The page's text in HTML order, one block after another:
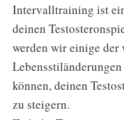
Intervalltraining ist
deinen
werden wir einige der
können, deinen
zu steigern.